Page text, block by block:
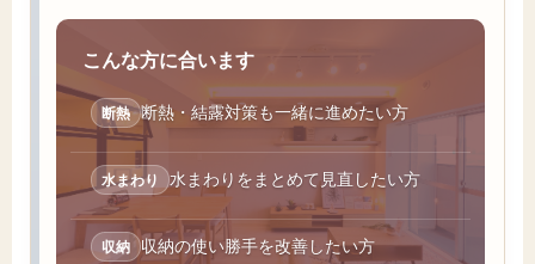
こんな方に合います
断熱 断熱・結露対策も一緒に進めたい方
水まわり 水まわりをまとめて見直したい方
収納 収納の使い勝手を改善したい方